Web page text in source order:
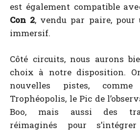
est également compatible
Con 2, vendu par paire, pour
immersif.
Côté circuits, nous aurons
choix à notre disposition.
nouvelles pistes,
Trophéopolis, le Pic de
Boo, mais aussi des
réimaginés pour